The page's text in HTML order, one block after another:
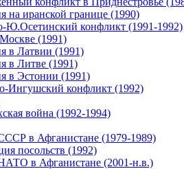
на иранской границе (1990)
Ю.Осетинский конфликт (1991-1992)
(1991)
в Латвии (1991)
в Литве (1991)
в Эстонии (1991)
Ингушский конфликт (1992)
война (1992-1994)
в Афганистане (1979-1989)
посольств (1992)
в Афганистане (2001-н.в.)